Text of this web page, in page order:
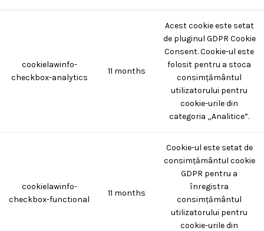
cookielawinfo-
checkbox-analytics
11 months
Acest cookie este setat
de pluginul GDPR Cookie
Consent. Cookie-ul este
folosit pentru a stoca
consimțământul
utilizatorului pentru
cookie-urile din
categoria „Analitice”.
cookielawinfo-
checkbox-functional
11 months
Cookie-ul este setat de
consimțământul cookie
GDPR pentru a
înregistra
consimțământul
utilizatorului pentru
cookie-urile din